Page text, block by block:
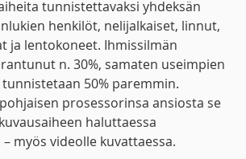
tunnistettavaksi yhdeksän
henkilöt, nelijalkaiset, linnut,
ja lentokoneet. Ihmissilmän
n. 30%, samaten useimpien
50% paremmin.
prosessorinsa ansiosta se
haluttaessa
myös videolle kuvattaessa.